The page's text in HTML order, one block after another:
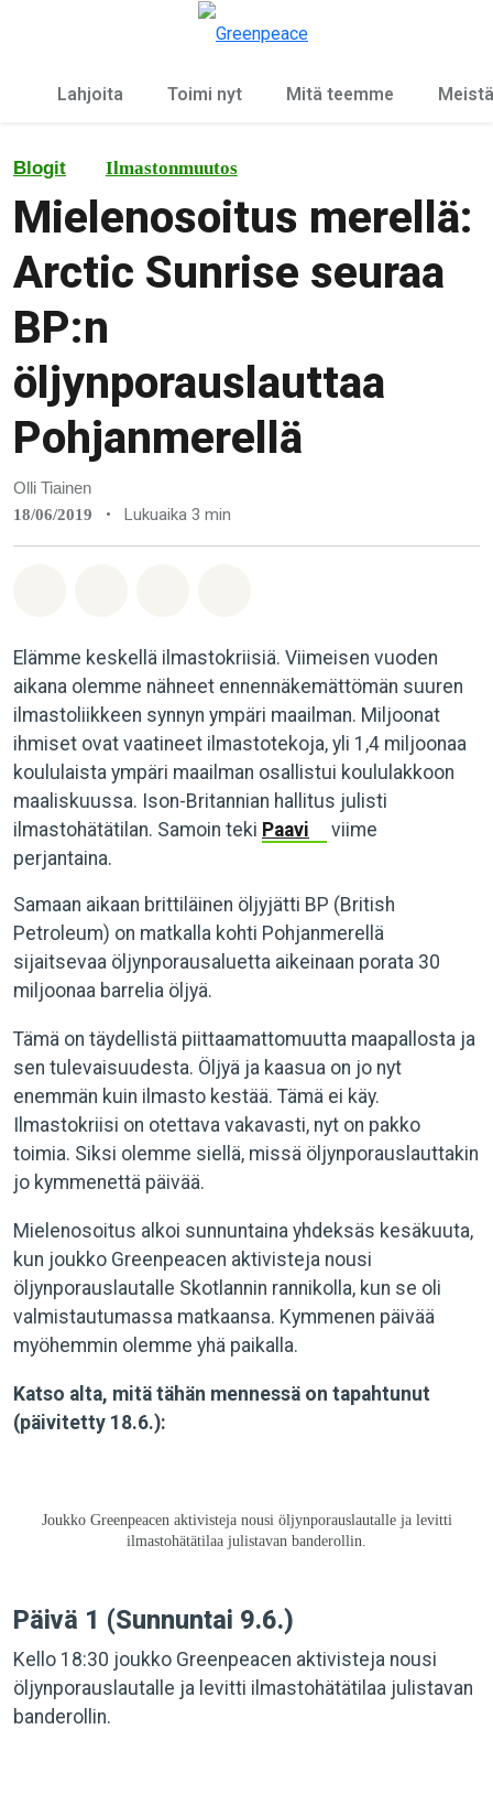
Lahjoita Toimi nyt Mitä teemme Meistä
Blogit Ilmastonmuutos
Mielenosoitus merellä:
Arctic Sunrise seuraa
BP:n
öljynporauslauttaa
Pohjanmerellä
Olli Tiainen
18/06/2019 • Lukuaika 3 min
Elämme keskellä ilmastokriisiä. Viimeisen vuoden
aikana olemme nähneet ennennäkemättömän suuren
ilmastoliikkeen synnyn ympäri maailman. Miljoonat
ihmiset ovat vaatineet ilmastotekoja, yli 1,4 miljoonaa
koululaista ympäri maailman osallistui koululakkoon
maaliskuussa. Ison-Britannian hallitus julisti
ilmastohätätilan. Samoin teki Paavi
viime
perjantaina.
Samaan aikaan brittiläinen öljyjätti BP (British
Petroleum) on matkalla kohti Pohjanmerellä
sijaitsevaa öljynporausaluetta aikeinaan porata 30
miljoonaa barrelia öljyä.
Tämä on täydellistä piittaamattomuutta maapallosta ja
sen tulevaisuudesta. Öljyä ja kaasua on jo nyt
enemmän kuin ilmasto kestää. Tämä ei käy.
Ilmastokriisi on otettava vakavasti, nyt on pakko
toimia. Siksi olemme siellä, missä öljynporauslauttakin
jo kymmenettä päivää.
Mielenosoitus alkoi sunnuntaina yhdeksäs kesäkuuta,
kun joukko Greenpeacen aktivisteja nousi
öljynporauslautalle Skotlannin rannikolla, kun se oli
valmistautumassa matkaansa. Kymmenen päivää
myöhemmin olemme yhä paikalla.
Katso alta, mitä tähän mennessä on tapahtunut
(päivitetty 18.6.):
Joukko Greenpeacen aktivisteja nousi öljynporauslautalle ja levitti
ilmastohätätilaa julistavan banderollin.
Päivä 1 (Sunnuntai 9.6.)
Kello 18:30 joukko Greenpeacen aktivisteja nousi
öljynporauslautalle ja levitti ilmastohätätilaa julistavan
banderollin.